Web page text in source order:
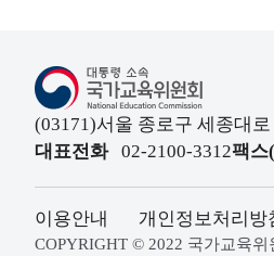
대통령소속 국가교육위원회
(03171)서울 종로구 세종대
대표전화
02-2100-3312팩스
이용안내 개인정보처리방
COPYRIGHT © 2022 국가교육위